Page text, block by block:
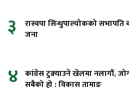
३
रास्वपा सिन्धुपाल्चोकको सभापति
जना
४ कांग्रेस टुक्र्याउने खेलमा नलागौं,
सबैको हो : विकास तामाङ